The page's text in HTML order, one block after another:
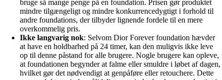
bruge så mange penge på en foundation. Prisen gør produktet
mindre tilgængeligt og mindre konkurrencedygtigt i forhold til
andre foundations, der tilbyder lignende fordele til en mere
overkommelig pris.
Ikke langvarig nok: Selvom Dior Forever foundation hævder
at have en holdbarhed på 24 timer, kan den muligvis ikke leve
op til denne påstand for alle brugere. Nogle brugere kan opleve,
at foundationen begynder at falme eller smuldre i løbet af dagen,
hvilket gør det nødvendigt at genpåføre eller retouchere. Dette